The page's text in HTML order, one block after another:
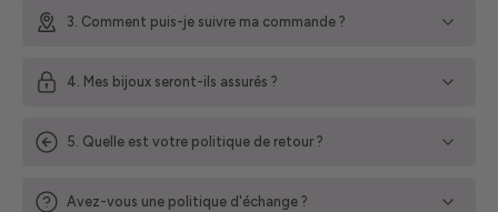
3. Comment puis-je suivre ma commande ?
4. Mes bijoux seront-ils assurés ?
5. Quelle est votre politique de retour ?
Avez-vous une politique d'échange ?